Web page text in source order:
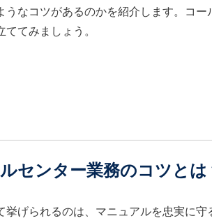
うなコツがあるのかを紹介します。コ
てみましょう。
センター業務のコツとは
挙げられるのは、マニュアルを忠実に